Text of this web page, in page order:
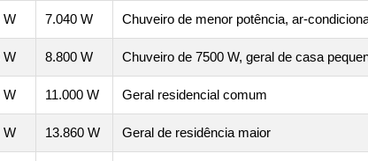
W 7.040 W Chuveiro de menor potência, ar-
W 8.800 W Chuveiro de 7500 W, geral de casa
W 11.000 W Geral residencial comum
W 13.860 W Geral de residência maior